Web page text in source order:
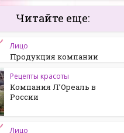
Читайте еще:
Лицо
Продукция компании
Рецепты красоты
Компания Л’Ореаль в
России
Лицо